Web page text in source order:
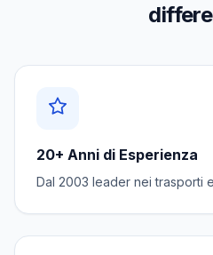
20+ Anni di Esperienza
Dal 2003 leader nei trasporti